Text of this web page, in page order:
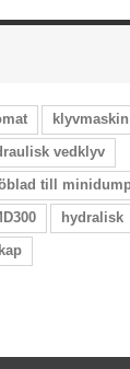
klyvmaskin
vedklyv
till
hydralisk